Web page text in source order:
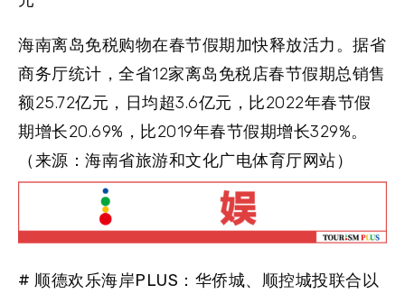
海南离岛免税购物在春节假期加快释放活力。据省
商务厅统计，全省12家离岛免税店春节假期总销售
额25.72亿元，日均超3.6亿元，比2022年春节假
期增长20.69%，比2019年春节假期增长329%。
（来源：海南省旅游和文化广电体育厅网站）
# 顺德欢乐海岸PLUS：华侨城、顺控城投联合以